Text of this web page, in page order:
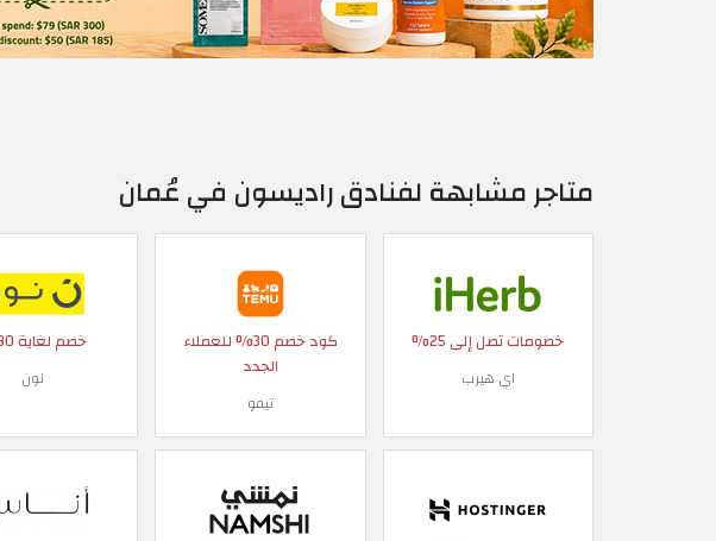
متاجر مشابهة لفنادق راديسون في عُمان
خصومات تصل إلى 25%
اي هيرب
كود خصم 30% للعملاء
الجدد
تيمو
خصم لغاية 80%
نون